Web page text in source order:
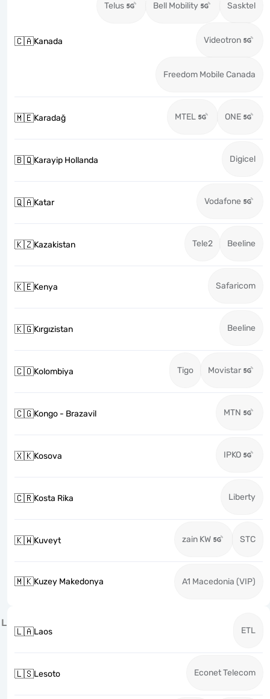
🇨🇦Kanada
Telus Bell Mobility Sasktel
Videotron
Freedom Mobile Canada
🇲🇪Karadağ MTEL ONE
🇧🇶Karayip Hollanda Digicel
🇶🇦Katar Vodafone
🇰🇿Kazakistan Tele2 Beeline
🇰🇪Kenya Safaricom
🇰🇬Kırgızistan Beeline
🇨🇴Kolombiya Tigo Movistar
🇨🇬Kongo - Brazavil MTN
🇽🇰Kosova IPKO
🇨🇷Kosta Rika Liberty
🇰🇼Kuveyt zain KW STC
🇲🇰Kuzey Makedonya A1 Macedonia (VIP)
L
🇱🇦Laos ETL
🇱🇸Lesoto Econet Telecom